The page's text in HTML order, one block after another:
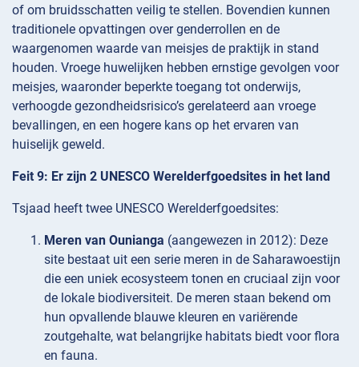
of om bruidsschatten veilig te stellen. Bovendien kunnen
traditionele opvattingen over genderrollen en de
waargenomen waarde van meisjes de praktijk in stand
houden. Vroege huwelijken hebben ernstige gevolgen voor
meisjes, waaronder beperkte toegang tot onderwijs,
verhoogde gezondheidsrisico’s gerelateerd aan vroege
bevallingen, en een hogere kans op het ervaren van
huiselijk geweld.
Feit 9: Er zijn 2 UNESCO Werelderfgoedsites in het land
Tsjaad heeft twee UNESCO Werelderfgoedsites:
Meren van Ounianga (aangewezen in 2012): Deze
site bestaat uit een serie meren in de Saharawoestijn
die een uniek ecosysteem tonen en cruciaal zijn voor
de lokale biodiversiteit. De meren staan bekend om
hun opvallende blauwe kleuren en variërende
zoutgehalte, wat belangrijke habitats biedt voor flora
en fauna.